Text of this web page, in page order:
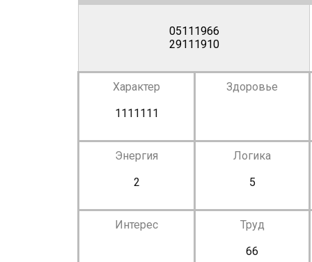
05111966
29111910
Характер
1111111
Здоровье
Энергия
2
Логика
5
Интерес
Труд
66